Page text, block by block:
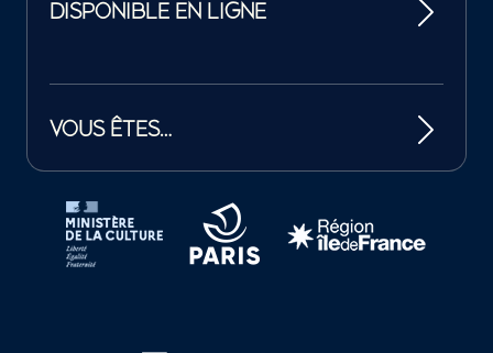
DISPONIBLE EN LIGNE
VOUS ÊTES…
Tutelles et mécènes de la Philharmonie de Paris